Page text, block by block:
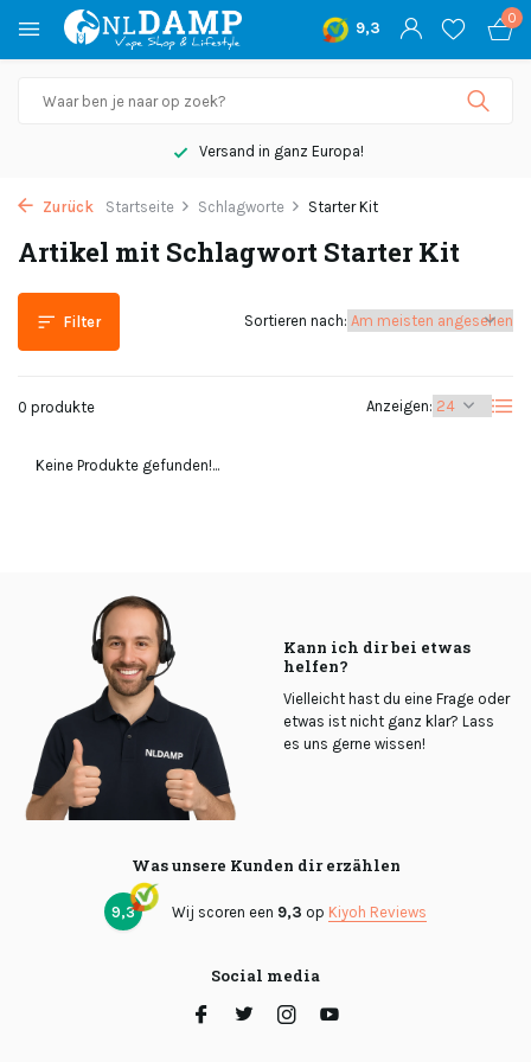
9,3
0
Versand in ganz Europa!
Zurück Startseite Schlagworte Starter Kit
Artikel mit Schlagwort Starter Kit
Filter
0 produkte Anzeigen:
Sortieren nach:
Keine Produkte gefunden!...
Kann ich dir bei etwas
helfen?
Vielleicht hast du eine Frage oder
etwas ist nicht ganz klar? Lass
es uns gerne wissen!
Was unsere Kunden dir erzählen
9,3 Wij scoren een 9,3 op Kiyoh Reviews
Social media